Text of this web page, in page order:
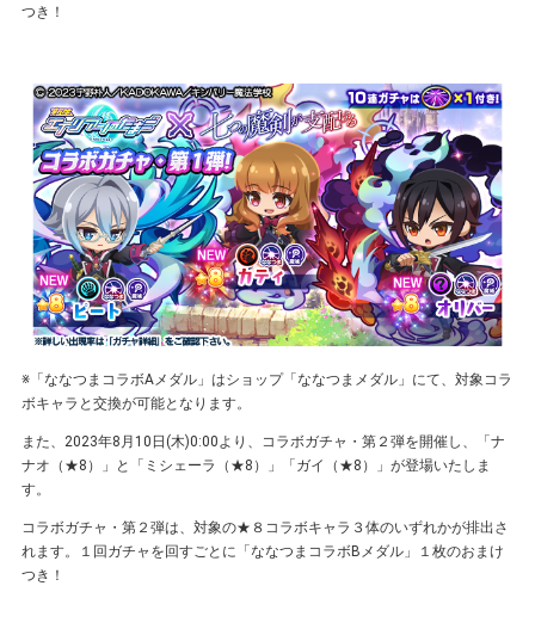
つき！
※「ななつまコラボAメダル」はショップ「ななつまメダル」にて、対象コラ
ボキャラと交換が可能となります。
また、2023年8⽉10⽇(木)0:00より、コラボガチャ・第２弾を開催し、「ナ
ナオ（★8）」と「ミシェーラ（★8）」「ガイ（★8）」が登場いたしま
す。
コラボガチャ・第２弾は、対象の★８コラボキャラ３体のいずれかが排出さ
れます。１回ガチャを回すごとに「ななつまコラボBメダル」１枚のおまけ
つき！